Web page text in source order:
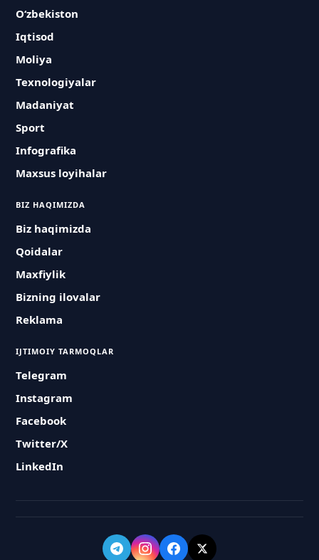
O‘zbekiston
Iqtisod
Moliya
Texnologiyalar
Madaniyat
Sport
Infografika
Maxsus loyihalar
BIZ HAQIMIZDA
Biz haqimizda
Qoidalar
Maxfiylik
Bizning ilovalar
Reklama
IJTIMOIY TARMOQLAR
Telegram
Instagram
Facebook
Twitter/X
LinkedIn